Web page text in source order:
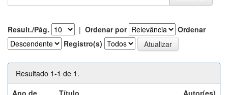
Result./Pág. | Ordenar por
Ordenar
Registro(s)
Resultado 1-1 de 1.
Ano de
Título Autor(es)